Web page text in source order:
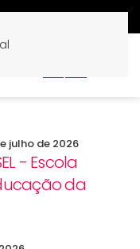
especiais para
julho de 2026
- Escola
da